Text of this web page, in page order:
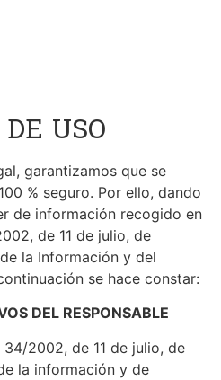
USO
garantizamos que se
% seguro. Por ello, dando
de información recogido en
de 11 de julio, de
la Información y del
se hace constar:
DEL RESPONSABLE
2002, de 11 de julio, de
la información y de